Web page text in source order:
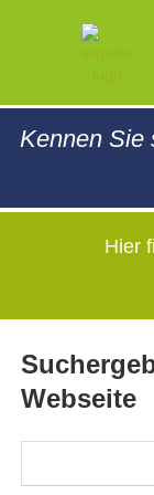
Kennen Sie
Hier
Webseite